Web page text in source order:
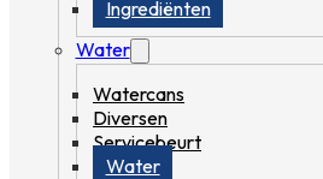
Ingrediënten
Water
Watercans
Diversen
Servicebeurt
Water